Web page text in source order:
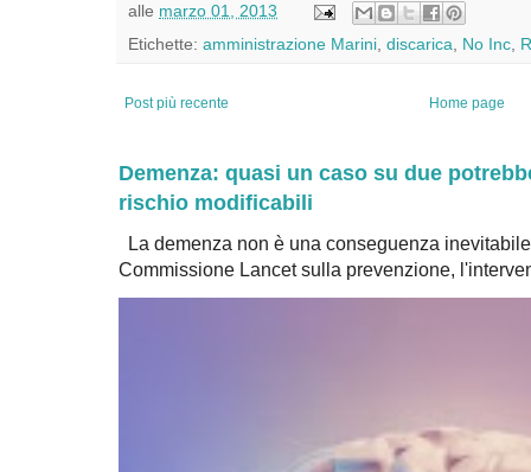
alle marzo 01, 2013
Etichette: amministrazione Marini discarica No Inc
Post più recente Home page
Demenza: quasi un caso su due
rischio modificabili
La demenza non è una conseguenza
Commissione Lancet sulla prevenzione,